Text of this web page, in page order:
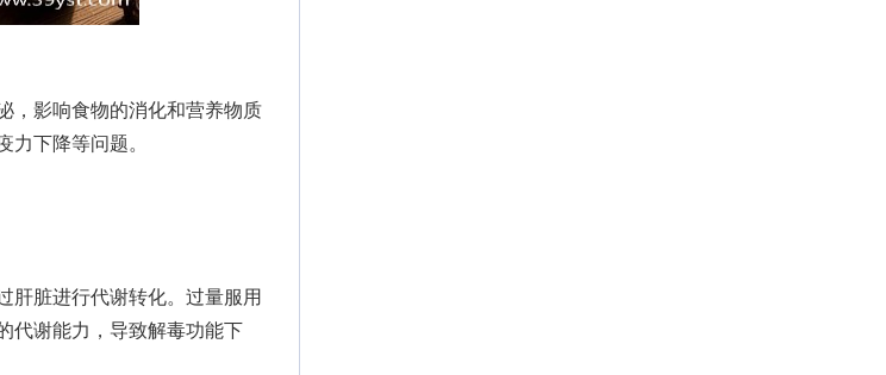
影响食物的消化和营养物质
力下降等问题。
脏进行代谢转化。过量服用
代谢能力，导致解毒功能下